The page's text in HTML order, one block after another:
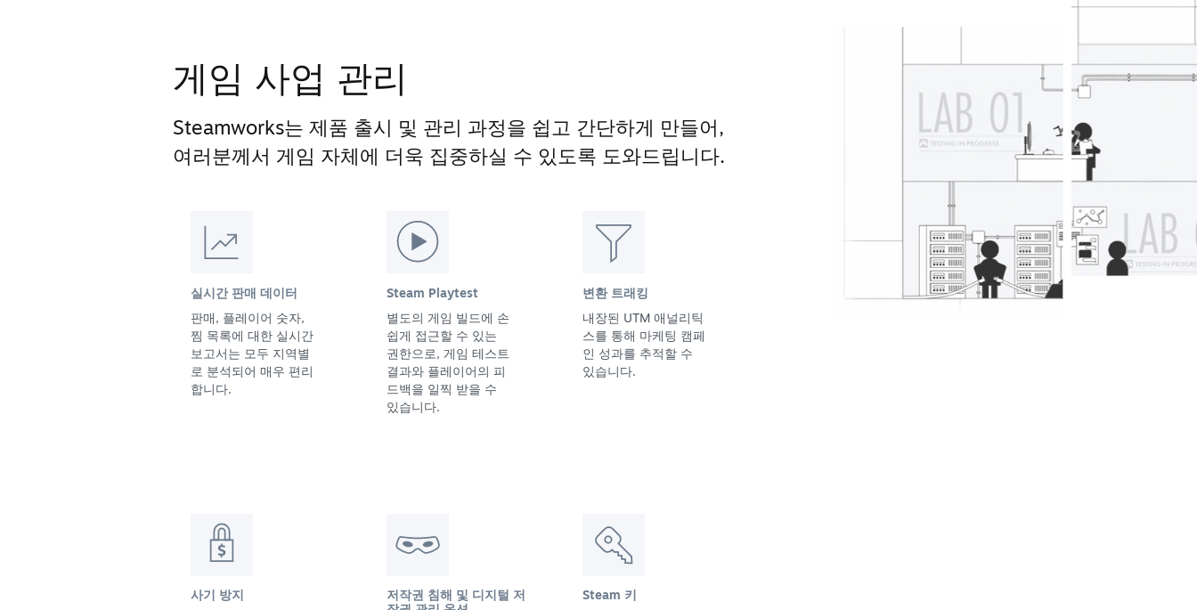
게임 사업 관리
Steamworks는 제품 출시 및 관리 과정을 쉽고 간단하게 만들어,
여러분께서 게임 자체에 더욱 집중하실 수 있도록 도와드립니다.
실시간 판매 데이터
판매, 플레이어 숫자,
찜 목록에 대한 실시간
보고서는 모두 지역별
로 분석되어 매우 편리
합니다.
Steam Playtest
별도의 게임 빌드에 손
쉽게 접근할 수 있는
권한으로, 게임 테스트
결과와 플레이어의 피
드백을 일찍 받을 수
있습니다.
변환 트래킹
내장된 UTM 애널리틱
스를 통해 마케팅 캠페
인 성과를 추적할 수
있습니다.
사기 방지
저작권 침해 및 디지털 저
Steam 키